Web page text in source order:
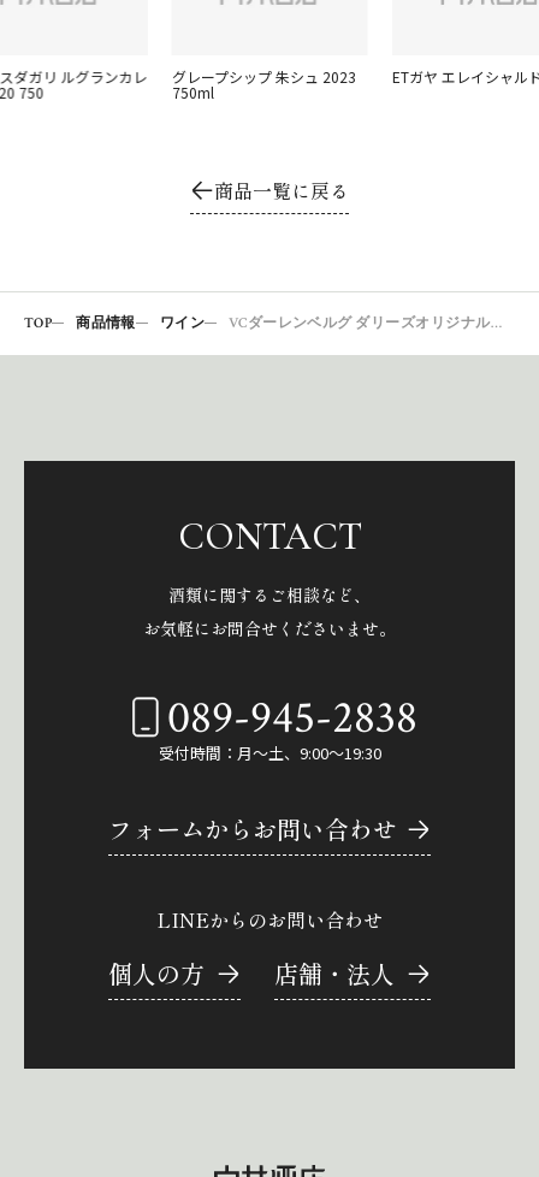
ダガリ ルグランカレ
750
グレープシップ 朱シュ 2023
750ml
ETガヤ エレイシャル
商品一覧に戻る
TOP 商品情報 ワイン VCダーレンベルグ ダリーズオリジナルグルナッシュシラーズ20
CONTACT
酒類に関するご相談など、
お気軽にお問合せくださいませ。
089-945-2838
受付時間：月～土、9:00～19:30
フォームからお問い合わせ
LINEからのお問い合わせ
個人の方 店舗・法人